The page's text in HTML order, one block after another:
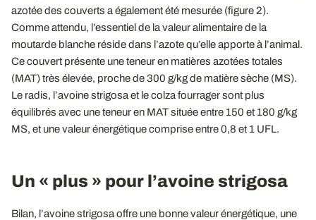
azotée des couverts a également été mesurée (figure 2).
Comme attendu, l’essentiel de la valeur alimentaire de la
moutarde blanche réside dans l’azote qu’elle apporte à l’animal.
Ce couvert présente une teneur en matières azotées totales
(MAT) très élevée, proche de 300 g/kg de matière sèche (MS).
Le radis, l’avoine strigosa et le colza fourrager sont plus
équilibrés avec une teneur en MAT située entre 150 et 180 g/kg
MS, et une valeur énergétique comprise entre 0,8 et 1 UFL.
Un « plus » pour l’avoine strigosa
Bilan, l’avoine strigosa offre une bonne valeur énergétique, une